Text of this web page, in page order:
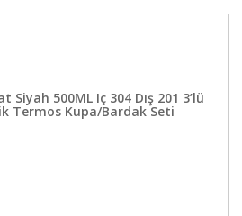
Siyah 500ML Iç 304 Dış 201 3’lü
Termos Kupa/Bardak Seti